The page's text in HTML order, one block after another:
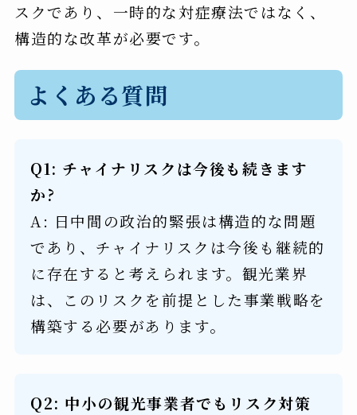
スクであり、一時的な対症療法ではなく、
構造的な改革が必要です。
よくある質問
Q1: チャイナリスクは今後も続きます
か?
A: 日中間の政治的緊張は構造的な問題
であり、チャイナリスクは今後も継続的
に存在すると考えられます。観光業界
は、このリスクを前提とした事業戦略を
構築する必要があります。
Q2: 中小の観光事業者でもリスク対策